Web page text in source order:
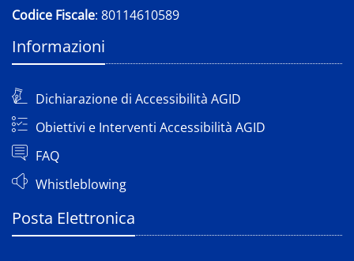
Codice Fiscale: 80114610589
Informazioni
Dichiarazione di Accessibilità AGID
Obiettivi e Interventi Accessibilità AGID
FAQ
Whistleblowing
Posta Elettronica